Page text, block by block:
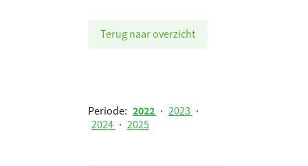
Terug naar overzicht
Periode: 2022 · 2023 ·
2024 · 2025